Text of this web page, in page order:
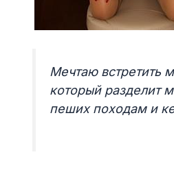
Мечтаю встретить
который разделит
пеших походам и